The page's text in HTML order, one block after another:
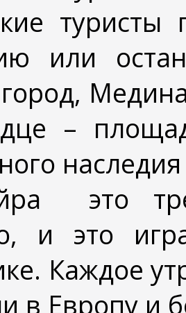
или
–
это
и это
Каждое
в Европу и